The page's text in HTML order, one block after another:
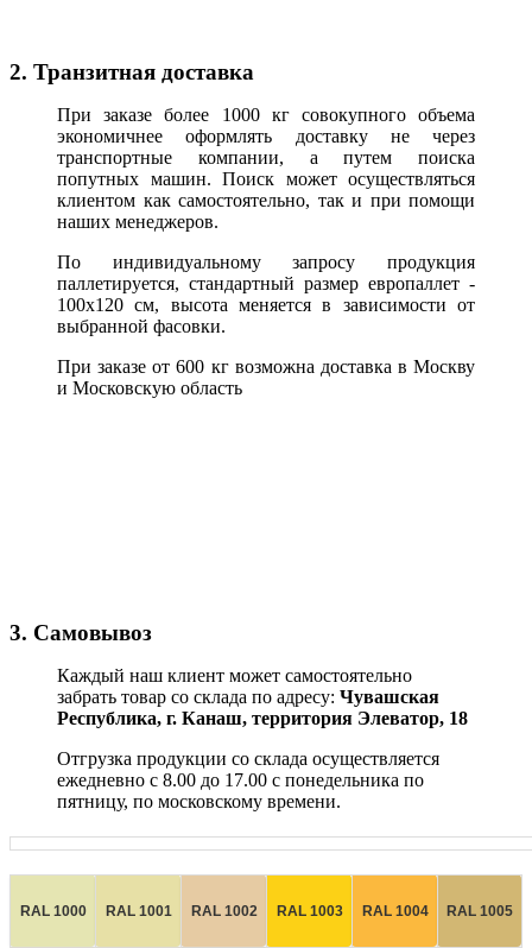
2. Транзитная доставка
При заказе более 1000 кг совокупного объема
экономичнее оформлять доставку не через
транспортные компании, а путем поиска
попутных машин. Поиск может осуществляться
клиентом как самостоятельно, так и при помощи
наших менеджеров.
По индивидуальному запросу продукция
паллетируется, стандартный размер европаллет -
100х120 см, высота меняется в зависимости от
выбранной фасовки.
При заказе от 600 кг возможна доставка в Москву
и Московскую область
3. Самовывоз
Каждый наш клиент может самостоятельно
забрать товар со склада по адресу: Чувашская
Республика, г. Канаш, территория Элеватор, 18
Отгрузка продукции со склада осуществляется
ежедневно с 8.00 до 17.00 с понедельника по
пятницу, по московскому времени.
RAL 1000 RAL 1001 RAL 1002 RAL 1003 RAL 1004 RAL 1005